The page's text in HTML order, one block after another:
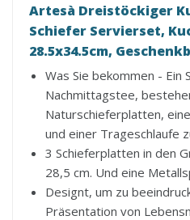
Artesà Dreistöckiger
Schiefer Servierset,
28.5x34.5cm,
Was Sie bekommen - Ein
Nachmittagstee,
Naturschieferplatten,
und einer Trageschlaufe
3 Schieferplatten in den
28,5 cm. Und eine
Designt, um zu
Präsentation von